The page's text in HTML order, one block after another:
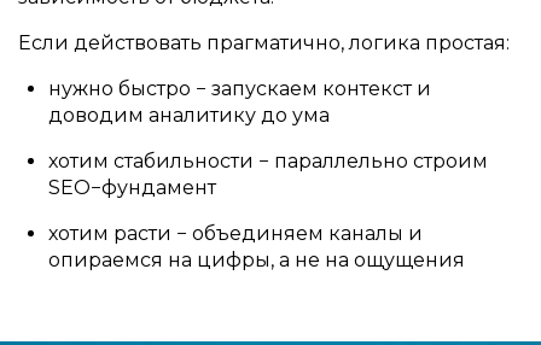
Если действовать прагматично, логика простая:
нужно быстро − запускаем контекст и
доводим аналитику до ума
хотим стабильности − параллельно строим
SEO−фундамент
хотим расти − объединяем каналы и
опираемся на цифры, а не на ощущения